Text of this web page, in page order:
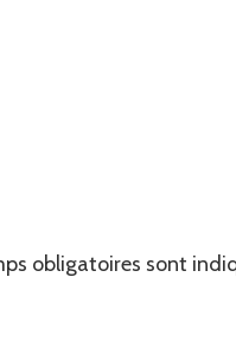
obligatoires sont